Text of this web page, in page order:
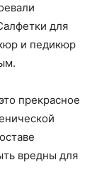
для
и педикюр
прекрасное
вредны для